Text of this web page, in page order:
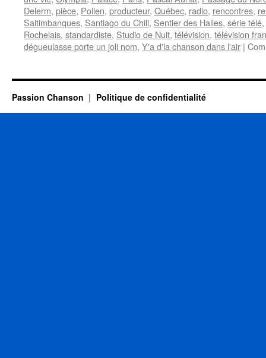
Delerm, pièce, Pollen, producteur, Québec, radio, rencontres,
Saltimbanques, Santiago du Chili, Sentier des Halles, série télé,
Rochelais, standardiste, Studio de Nuit, télévision, télévision
dégueulasse porte un joli nom, Y'a d'la chanson dans l'air |
Passion Chanson Politique de confidentialité